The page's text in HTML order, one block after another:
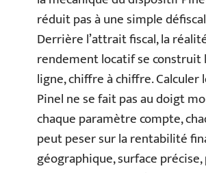
réduit pas à une simple
Derrière l’attrait fiscal, la
rendement locatif se construit
ligne, chiffre à chiffre. Calculer
Pinel ne se fait pas au doigt
chaque paramètre compte,
peut peser sur la rentabilité
géographique, surface précise,